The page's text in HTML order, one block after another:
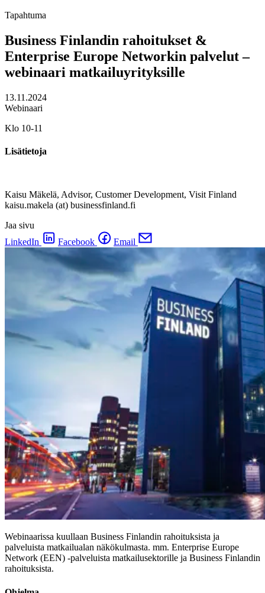
Tapahtuma
Business Finlandin rahoitukset &
Enterprise Europe Networkin palvelut –
webinaari matkailuyrityksille
13.11.2024
Webinaari
Klo 10-11
Lisätietoja
Kaisu Mäkelä, Advisor, Customer Development, Visit Finland
kaisu.makela (at) businessfinland.fi
Jaa sivu
LinkedIn
Facebook Email
Webinaarissa kuullaan Business Finlandin rahoituksista ja
palveluista matkailualan näkökulmasta. mm. Enterprise Europe
Network (EEN) -palveluista matkailusektorille ja Business Finlandin
rahoituksista.